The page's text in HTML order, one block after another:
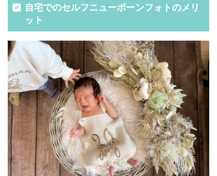
自宅でのセルフニューボーンフォトのメリ
ット